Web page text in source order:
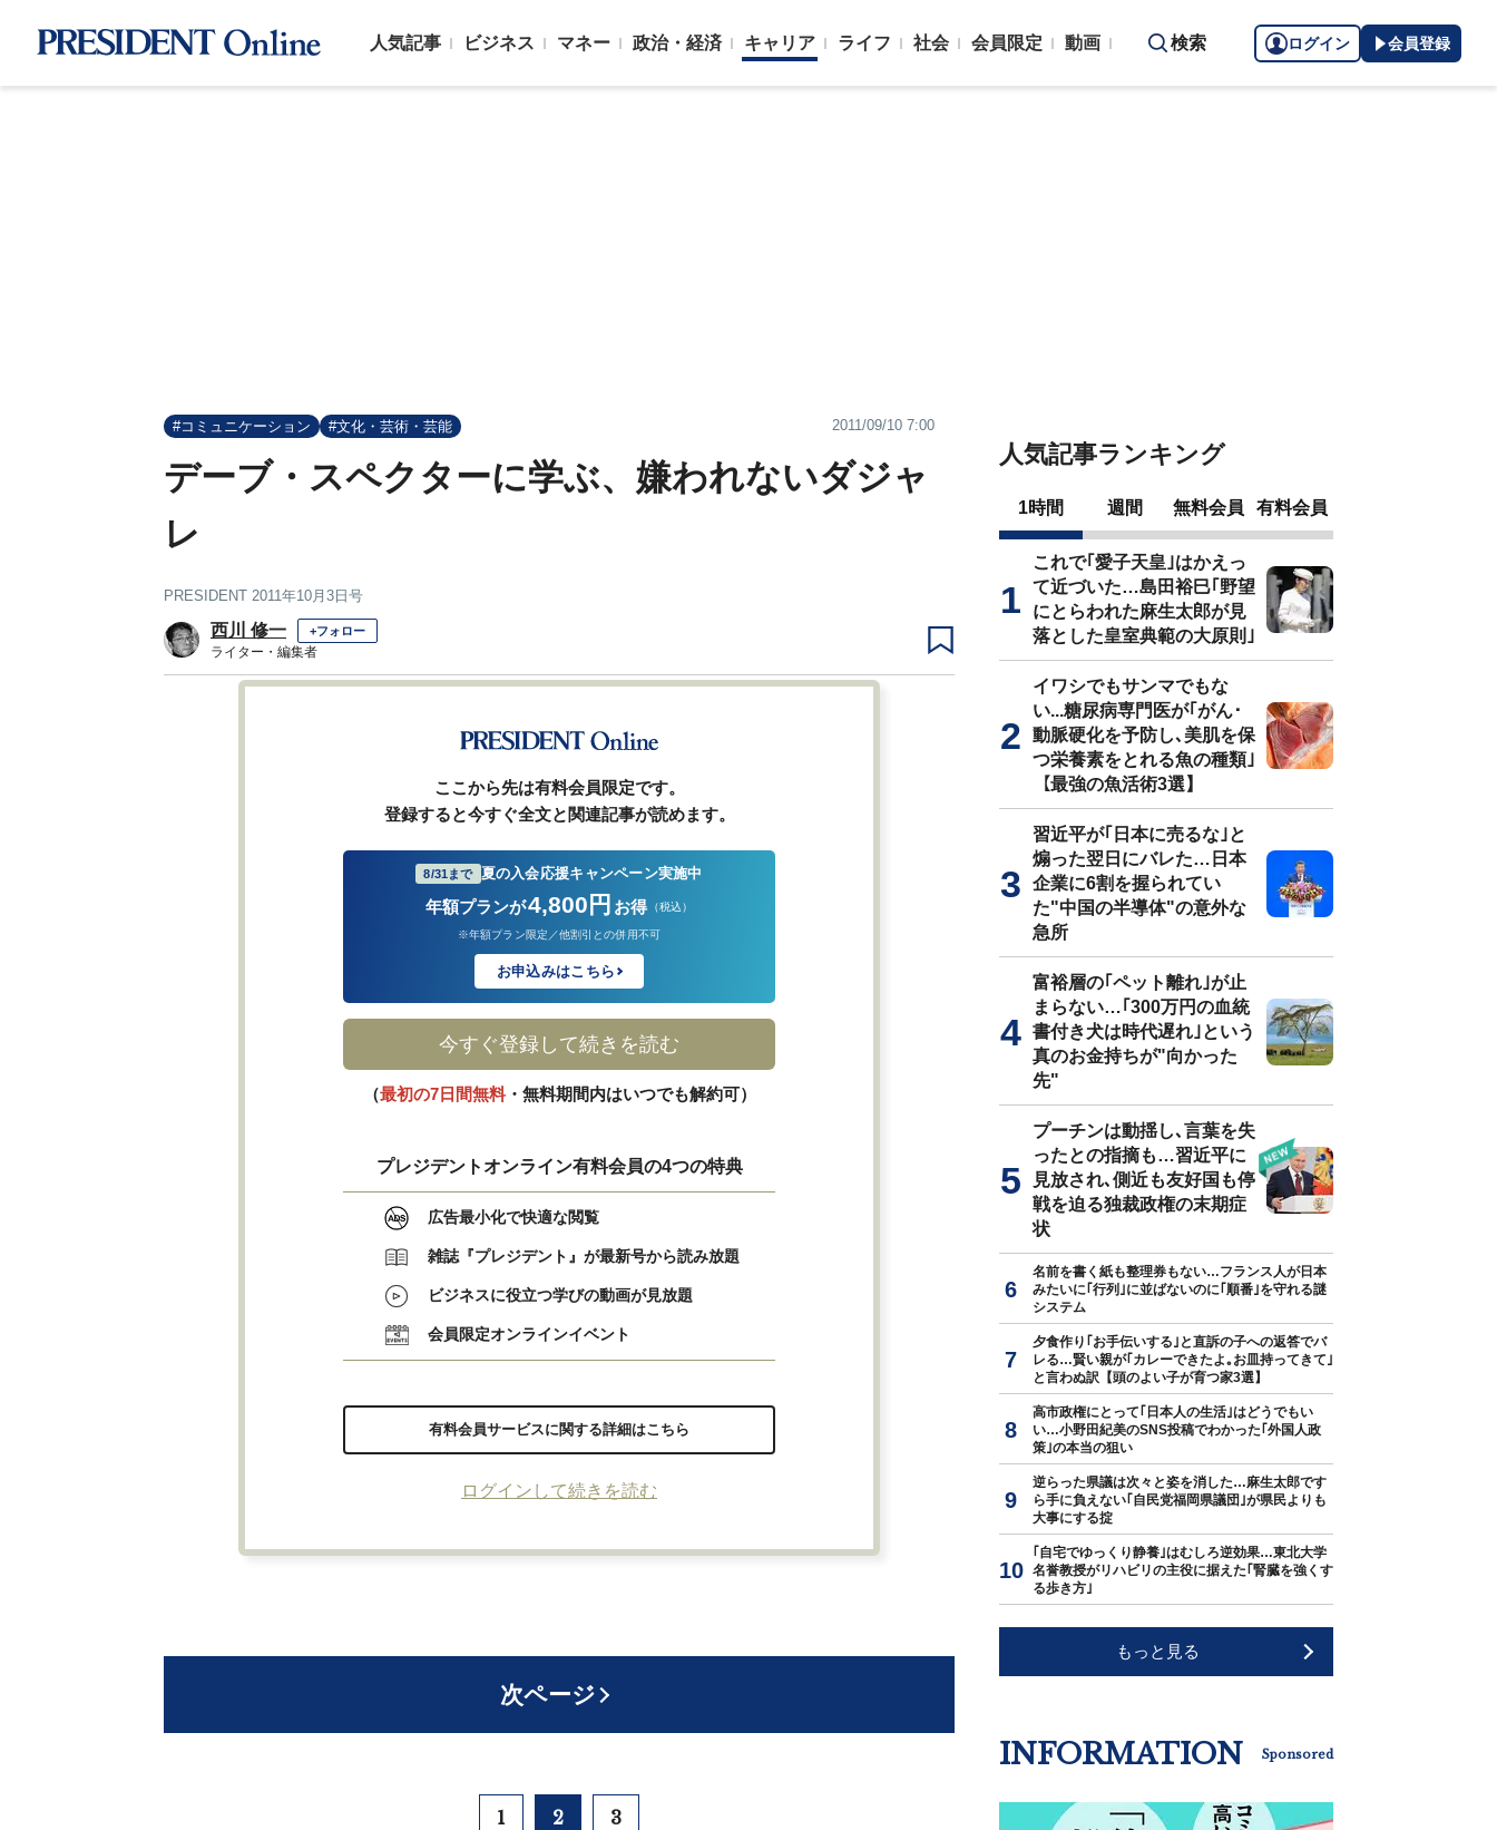
人気記事 ビジネス マネー 政治・経済 キャリア ライフ 社会 会員限定 動画 検索 ログイン 会員登録
#コミュニケーション #文化・芸術・芸能 2011/09/10 7:00
デーブ・スペクターに学ぶ、嫌われないダジャ
レ
PRESIDENT 2011年10月3日号
西川 修一 +フォロー
ライター・編集者
ここから先は有料会員限定です。
登録すると今すぐ全文と関連記事が読めます。
8/31まで 夏の入会応援キャンペーン実施中
年額プランが4,800円 お得 （税込）
※年額プラン限定／他割引との併用不可
お申込みはこちら
今すぐ登録して続きを読む
（最初の7日間無料・無料期間内はいつでも解約可）
プレジデントオンライン有料会員の4つの特典
広告最小化で快適な閲覧
雑誌『プレジデント』が最新号から読み放題
ビジネスに役立つ学びの動画が見放題
会員限定オンラインイベント
有料会員サービスに関する詳細はこちら
ログインして続きを読む
次ページ
1 2 3
人気記事ランキング
1時間 週間 無料会員 有料会員
これで｢愛子天皇｣はかえっ
て近づいた…島田裕巳｢野望
にとらわれた麻生太郎が見
落とした皇室典範の大原則｣
イワシでもサンマでもな
い...糖尿病専門医が｢がん･
動脈硬化を予防し､美肌を保
つ栄養素をとれる魚の種類｣
【最強の魚活術3選】
習近平が｢日本に売るな｣と
煽った翌日にバレた…日本
企業に6割を握られてい
た"中国の半導体"の意外な
急所
富裕層の｢ペット離れ｣が止
まらない…｢300万円の血統
書付き犬は時代遅れ｣という
真のお金持ちが"向かった
先"
プーチンは動揺し､言葉を失
ったとの指摘も…習近平に
見放され､側近も友好国も停
戦を迫る独裁政権の末期症
状
名前を書く紙も整理券もない…フランス人が日本
みたいに｢行列｣に並ばないのに｢順番｣を守れる謎
システム
夕食作り｢お手伝いする｣と直訴の子への返答でバ
レる…賢い親が｢カレーできたよ｡お皿持ってきて｣
と言わぬ訳【頭のよい子が育つ家3選】
高市政権にとって｢日本人の生活｣はどうでもい
い…小野田紀美のSNS投稿でわかった｢外国人政
策｣の本当の狙い
逆らった県議は次々と姿を消した…麻生太郎です
ら手に負えない｢自民党福岡県議団｣が県民よりも
大事にする掟
｢自宅でゆっくり静養｣はむしろ逆効果…東北大学
名誉教授がリハビリの主役に据えた｢腎臓を強くす
る歩き方｣
もっと見る
INFORMATION Sponsored